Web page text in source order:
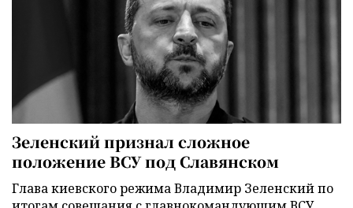
Зеленский признал сложное
положение ВСУ под Славянском
Глава киевского режима Владимир Зеленский по